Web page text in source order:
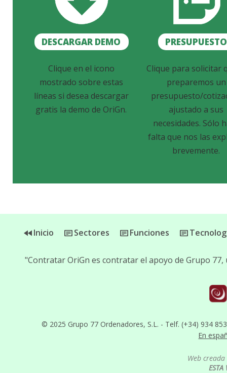
DESCARGAR DEMO PRESUPUESTO
Clique en el icono
mostrado sobre estas
líneas si desea descargar
gratis la demo de OriGn.
Clique para solicitar
preparemos un
presupuesto/
ajustado a sus
necesidades. Sólo
falta que nos las
brevemente.
Inicio Sectores Funciones
© 2025 Grupo 77 Ordenadores, S.L. - Telf. (+34) 934
En
"Contratar OriGn es contratar el apoyo de Grupo
Web
ESTA